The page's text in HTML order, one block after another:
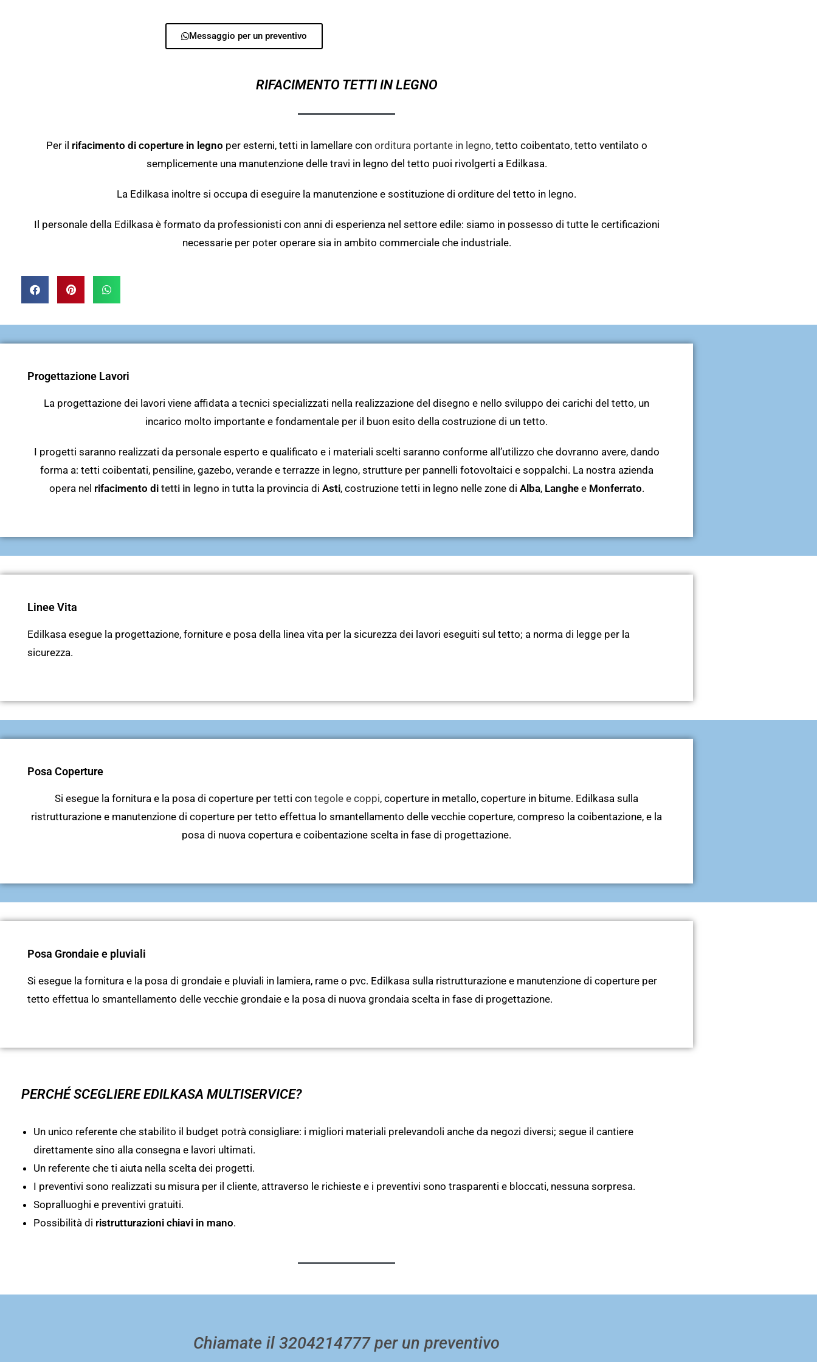
Messaggio per un preventivo
RIFACIMENTO TETTI IN LEGNO
Per il rifacimento di coperture in legno per esterni, tetti in lamellare con orditura portante in legno, tetto coibentato, tetto ventilato o
semplicemente una manutenzione delle travi in legno del tetto puoi rivolgerti a Edilkasa.
La Edilkasa inoltre si occupa di eseguire la manutenzione e sostituzione di orditure del tetto in legno.
Il personale della Edilkasa è formato da professionisti con anni di esperienza nel settore edile: siamo in possesso di tutte le certificazioni
necessarie per poter operare sia in ambito commerciale che industriale.
Progettazione Lavori
La progettazione dei lavori viene affidata a tecnici specializzati nella realizzazione del disegno e nello sviluppo dei carichi del tetto, un
incarico molto importante e fondamentale per il buon esito della costruzione di un tetto.
I progetti saranno realizzati da personale esperto e qualificato e i materiali scelti saranno conforme all’utilizzo che dovranno avere, dando
forma a: tetti coibentati, pensiline, gazebo, verande e terrazze in legno, strutture per pannelli fotovoltaici e soppalchi. La nostra azienda
opera nel rifacimento di tetti in legno in tutta la provincia di Asti, costruzione tetti in legno nelle zone di Alba, Langhee Monferrato.
Linee Vita
Edilkasa esegue la progettazione, forniture e posa della linea vita per la sicurezza dei lavori eseguiti sul tetto; a norma di legge per la
sicurezza.
Posa Coperture
Si esegue la fornitura e la posa di coperture per tetti con tegole e coppi, coperture in metallo, coperture in bitume. Edilkasa sulla
ristrutturazione e manutenzione di coperture per tetto effettua lo smantellamento delle vecchie coperture, compreso la coibentazione, e la
posa di nuova copertura e coibentazione scelta in fase di progettazione.
Posa Grondaie e pluviali
Si esegue la fornitura e la posa di grondaie e pluviali in lamiera, rame o pvc. Edilkasa sulla ristrutturazione e manutenzione di coperture per
tetto effettua lo smantellamento delle vecchie grondaie e la posa di nuova grondaia scelta in fase di progettazione.
PERCHÉ SCEGLIERE EDILKASA MULTISERVICE?
Un unico referente che stabilito il budget potrà consigliare: i migliori materiali prelevandoli anche da negozi diversi; segue il cantiere
direttamente sino alla consegna e lavori ultimati.
Un referente che ti aiuta nella scelta dei progetti.
I preventivi sono realizzati su misura per il cliente, attraverso le richieste e i preventivi sono trasparenti e bloccati, nessuna sorpresa.
Sopralluoghi e preventivi gratuiti.
Possibilità di ristrutturazioni chiavi in mano.
Chiamate il 3204214777 per un preventivo